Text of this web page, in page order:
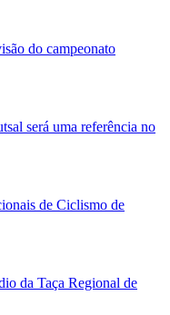
do campeonato
será uma referência no
de Ciclismo de
da Taça Regional de